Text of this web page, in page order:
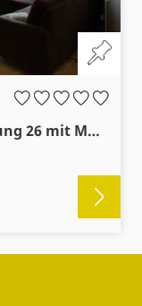
Meeresbrandung, Ferienwohnung 26 mit Meerblick